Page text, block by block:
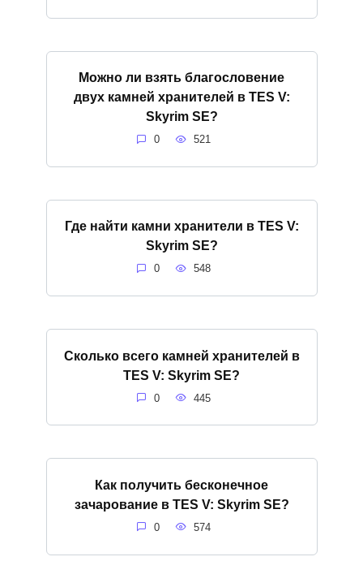
Можно ли взять благословение
двух камней хранителей в TES V:
Skyrim SE?
0 521
Где найти камни хранители в TES V:
Skyrim SE?
0 548
Сколько всего камней хранителей в
TES V: Skyrim SE?
0 445
Как получить бесконечное
зачарование в TES V: Skyrim SE?
0 574